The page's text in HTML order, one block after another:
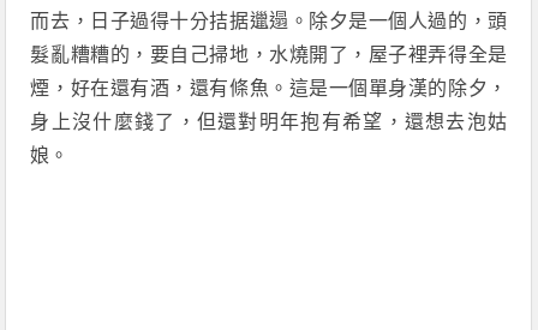
而去，日子過得十分拮据邋遢。除夕是一個人過的，頭
髮亂糟糟的，要自己掃地，水燒開了，屋子裡弄得全是
煙，好在還有酒，還有條魚。這是一個單身漢的除夕，
身上沒什麼錢了，但還對明年抱有希望，還想去泡姑
娘。